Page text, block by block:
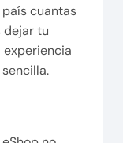
cuantas
dejar tu
experiencia